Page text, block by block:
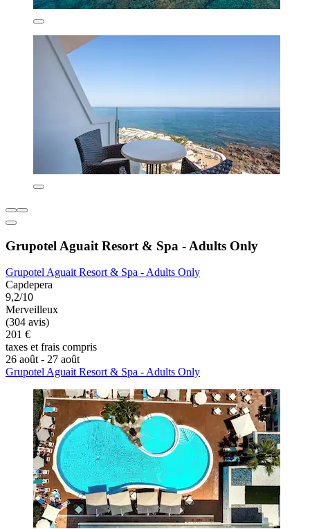
Grupotel Aguait Resort & Spa - Adults Only
Grupotel Aguait Resort & Spa - Adults Only
Capdepera
9,2/10
Merveilleux
(304 avis)
201 €
taxes et frais compris
26 août - 27 août
Grupotel Aguait Resort & Spa - Adults Only